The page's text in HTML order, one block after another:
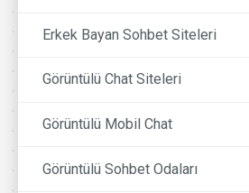
Erkek Bayan Sohbet Siteleri
Görüntülü Chat Siteleri
Görüntülü Mobil Chat
Görüntülü Sohbet Odaları